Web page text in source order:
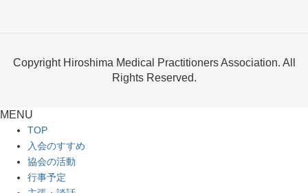
Copyright Hiroshima Medical Practitioners Association. All
Rights Reserved.
MENU
TOP
入会のすすめ
協会の活動
行事予定